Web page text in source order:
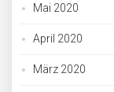
Mai 2020
April 2020
März 2020